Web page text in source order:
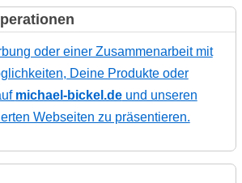
oder einer Zusammenarbeit mit
Deine Produkte oder
michael-bickel.deund unseren
Webseiten zu präsentieren.